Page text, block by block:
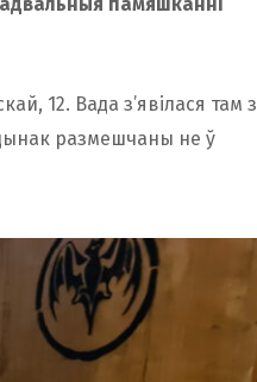
12. Вада з’явілася там з
размешчаны не ў